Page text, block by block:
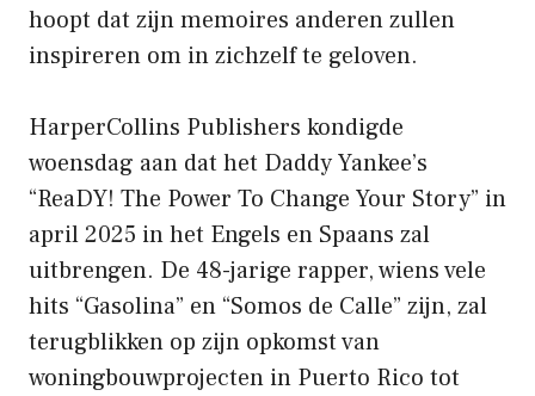
hoopt dat zijn memoires anderen zullen
inspireren om in zichzelf te geloven.
HarperCollins Publishers kondigde
woensdag aan dat het Daddy Yankee’s
“ReaDY! The Power To Change Your Story” in
april 2025 in het Engels en Spaans zal
uitbrengen. De 48-jarige rapper, wiens vele
hits “Gasolina” en “Somos de Calle” zijn, zal
terugblikken op zijn opkomst van
woningbouwprojecten in Puerto Rico tot